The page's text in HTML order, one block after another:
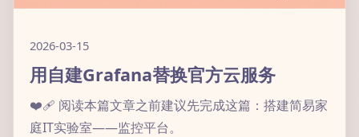
2026-03-15
用自建Grafana替换官方云服务
❤️‍🩹 阅读本篇文章之前建议先完成这篇：搭建简易家
庭IT实验室——监控平台。